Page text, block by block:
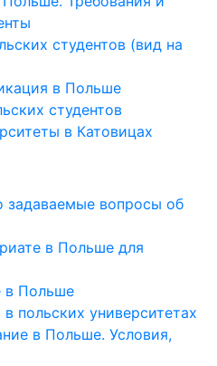
студентов (вид на
в Польше
студентов
в Катовицах
задаваемые вопросы об
в Польше для
в Польше
польских университетах
в Польше. Условия,